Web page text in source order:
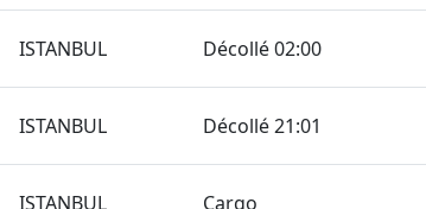
ISTANBUL Décollé 02:00
ISTANBUL Décollé 21:01
ISTANBUL Cargo